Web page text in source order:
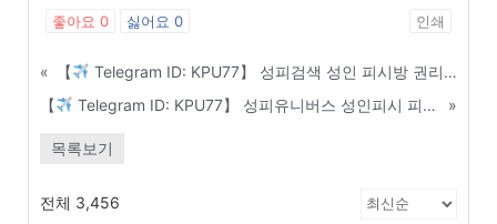
좋아요 0 싫어요 0 인쇄
« 【
Telegram ID: KPU77】 성피검색 성인 피시방 권리금 없는 A급 급매물 당일 거래 - 안동
【
Telegram ID: KPU77】 성피유니버스 성인피시 피해 사례로 보는 가품 솔루션 구별법 - 상주 »
목록보기
전체 3,456